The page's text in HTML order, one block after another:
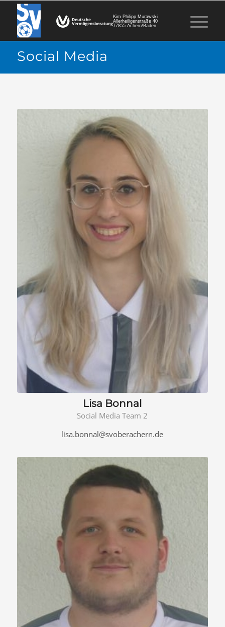
Kim Philipp Murawski
Allerheiligenstraße 40
77855 Achern/Baden
Social Media
Lisa Bonnal
Social Media Team 2
lisa.bonnal@svoberachern.de